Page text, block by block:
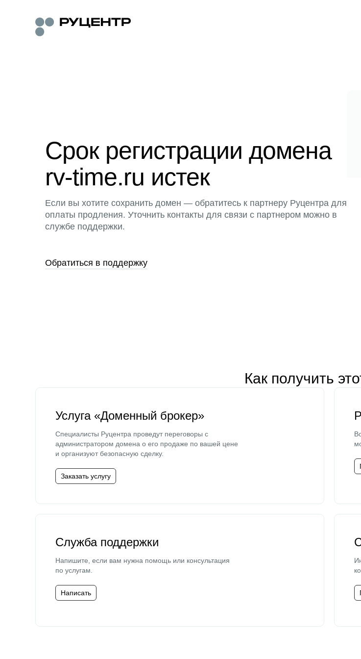
Срок регистрации домена
rv-time.ru истек
Если вы хотите сохранить домен — обратитесь к партнеру Руцентра для
оплаты продления. Уточнить контакты для связи с партнером можно в
службе поддержки.
Обратиться в поддержку
Как получить
Услуга «Доменный брокер»
Специалисты Руцентра проведут переговоры с
администратором домена о его продаже по вашей цене
и организуют безопасную сделку.
Заказать услугу
Служба поддержки
Напишите, если вам нужна помощь или консультация
по услугам.
Написать